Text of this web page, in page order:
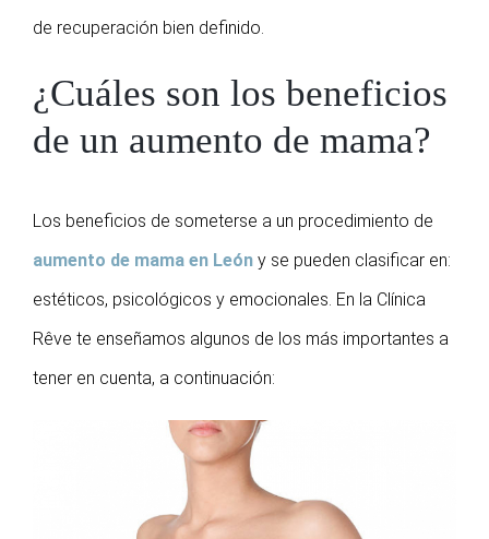
de recuperación bien definido.
¿Cuáles son los beneficios
de un aumento de mama?
Los beneficios de someterse a un procedimiento de
aumento de mama en León y se pueden clasificar en:
estéticos, psicológicos y emocionales. En la Clínica
Rêve te enseñamos algunos de los más importantes a
tener en cuenta, a continuación: